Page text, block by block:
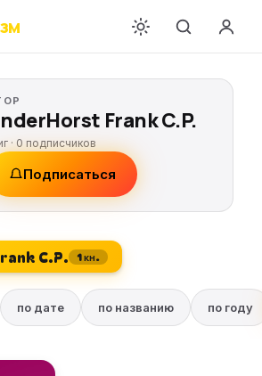
Frank C.P.
· 0 подписчиков
Подписаться
C.P. 1 кн.
по дате по названию по году